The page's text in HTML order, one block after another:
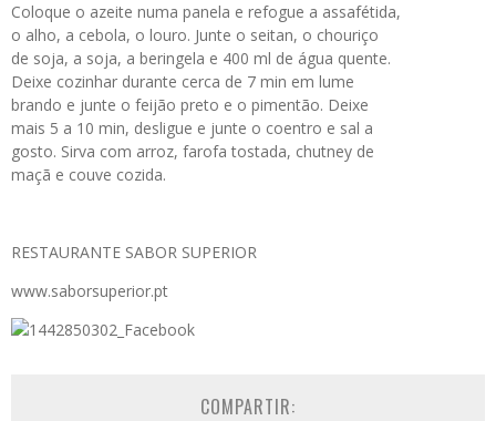
Coloque o azeite numa panela e refogue a assafétida,
o alho, a cebola, o louro. Junte o seitan, o chouriço
de soja, a soja, a beringela e 400 ml de água quente.
Deixe cozinhar durante cerca de 7 min em lume
brando e junte o feijão preto e o pimentão. Deixe
mais 5 a 10 min, desligue e junte o coentro e sal a
gosto. Sirva com arroz, farofa tostada, chutney de
maçã e couve cozida.
RESTAURANTE SABOR SUPERIOR
www.saborsuperior.pt
COMPARTIR: